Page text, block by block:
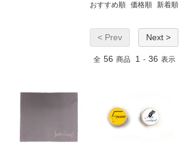
おすすめ順 価格順 新着順
< Prev Next >
全 56 商品 1 - 36 表示